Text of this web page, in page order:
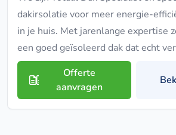
dakirsolatie voor meer energie-
in je huis. Met jarenlange expertise
een goed geïsoleerd dak dat echt
Offerte
aanvragen